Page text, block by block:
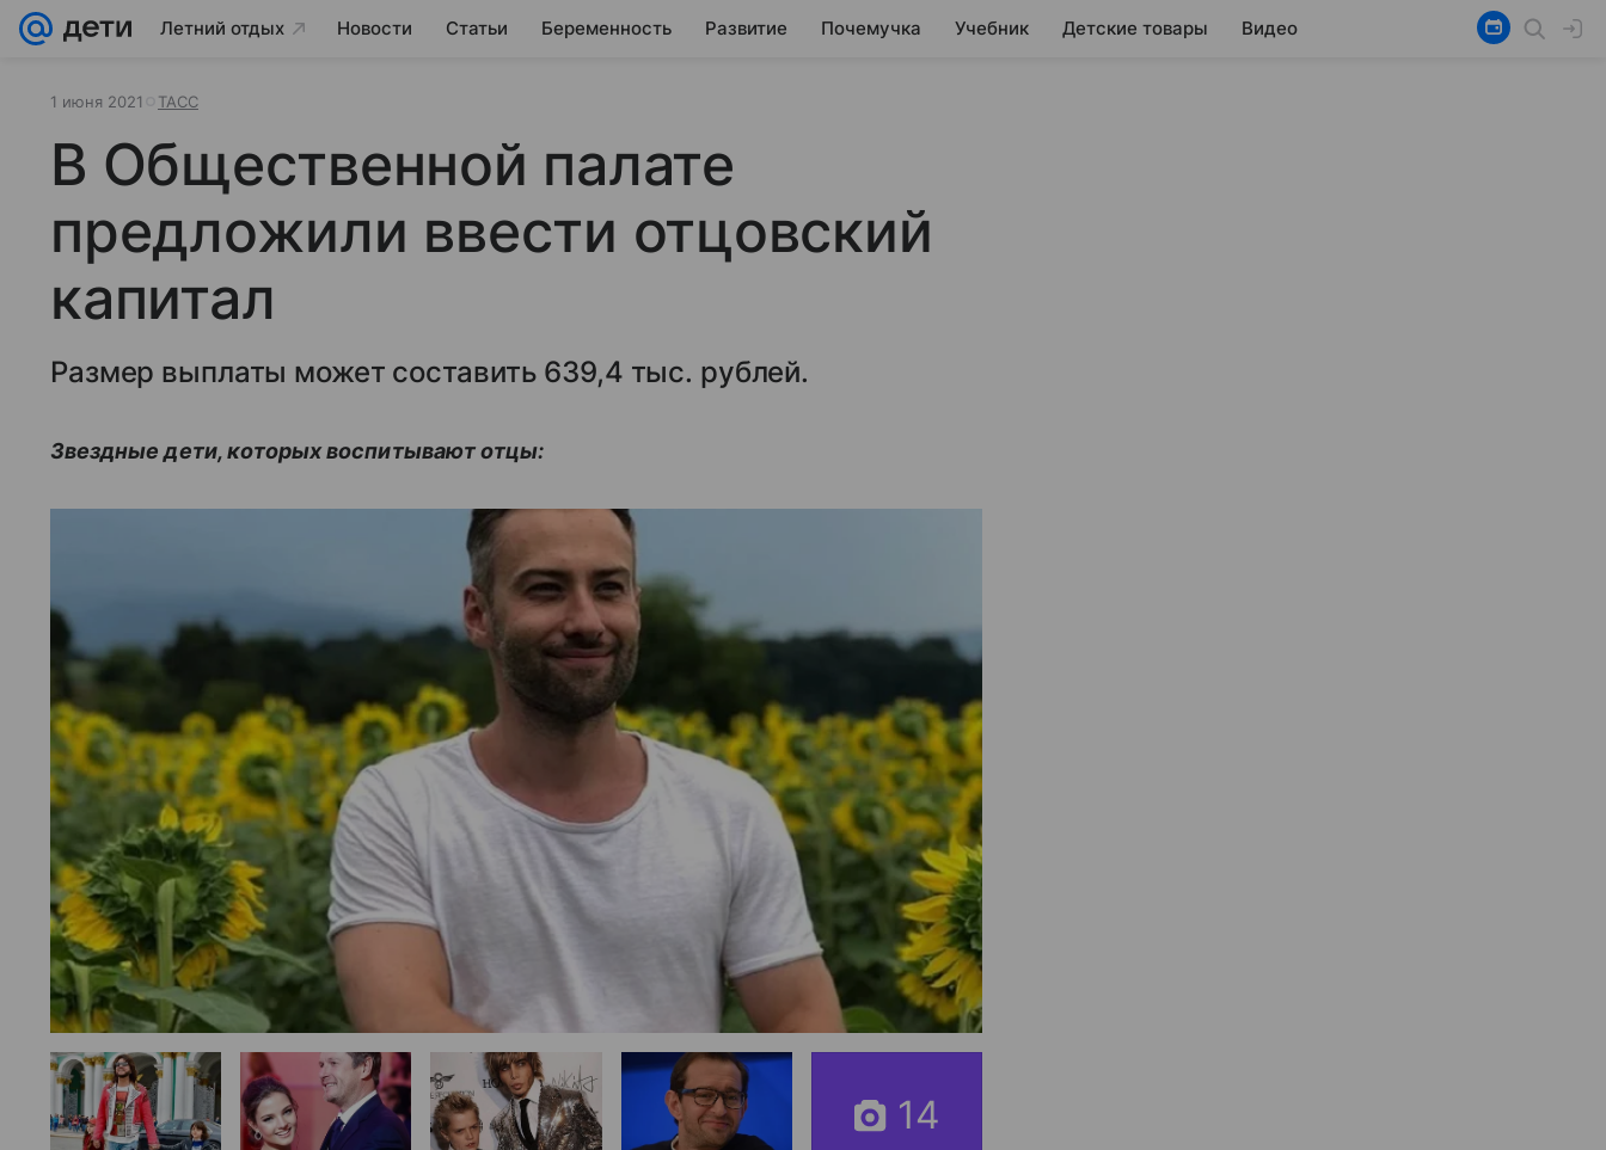
Летний отдых Новости Статьи Беременность Развитие Почемучка Учебник Детские товары Видео
1 июня 2021 ТАСС
В Общественной палате
предложили ввести отцовский
капитал
Размер выплаты может составить 639,4 тыс. рублей.
Звездные дети, которых воспитывают отцы:
14